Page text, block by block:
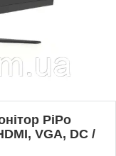
PiPo
VGA, DC /